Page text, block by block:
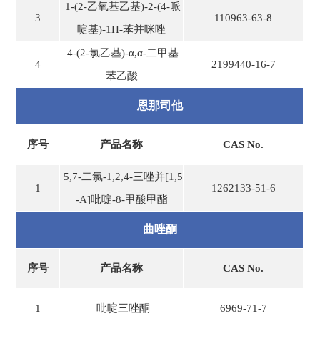
3
1-(2-乙氧基乙基)-2-(4-哌
啶基)-1H-苯并咪唑
110963-63-8
4
4-(2-氯乙基)-α,α-二甲基
苯乙酸
2199440-16-7
恩那司他
序号 产品名称 CAS No.
1
5,7-二氯-1,2,4-三唑并[1,5
-A]吡啶-8-甲酸甲酯
1262133-51-6
曲唑酮
序号 产品名称 CAS No.
1 吡啶三唑酮 6969-71-7